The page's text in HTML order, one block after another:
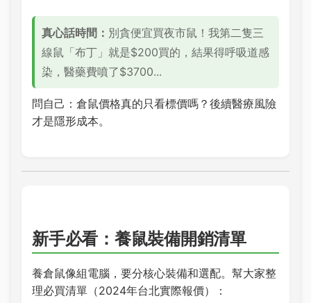
真心話時間： 別貪便宜買夜市鼠！我第二隻三
線鼠「布丁」就是$200買的，結果得呼吸道感
染，醫藥費噴了$3700...
問自己：倉鼠價格真的只看標價嗎？後續醫療風險
才是隱形成本。
新手必看：養鼠裝備開銷清單
養倉鼠像組電腦，要分核心裝備和選配。幫大家整
理必買清單（2024年台北實際報價）：